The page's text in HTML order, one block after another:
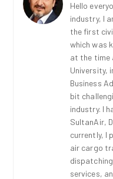
Hello
industry, I
the first
which was
at the time
University,
Business
bit
industry. I
SultanAir,
currently, I
air cargo
services,